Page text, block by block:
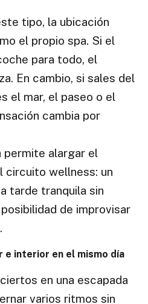
tipo, la ubicación
el propio spa. Si el
para todo, el
En cambio, si sales del
el mar, el paseo o el
cambia por
permite alargar el
circuito wellness: un
tarde tranquila sin
de improvisar
e interior en el mismo día
en una escapada
varios ritmos sin